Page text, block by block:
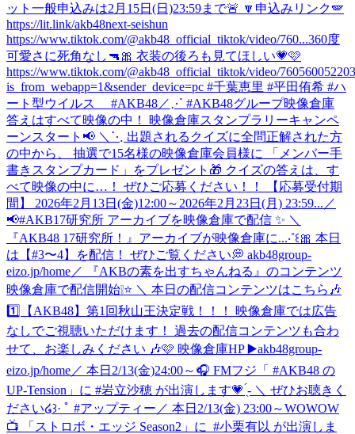
ット一般申込みは2月15日(日)23:59まで🚨 🔽申込みリンク🪽
https://lit.link/akb48next-seishun
https://www.tiktok.com/@akb48_official_tiktok/video/760...360度
可愛さに死角なし🔫🎀 衣装の後ろも見てほしい💗🩷
https://www.tiktok.com/@akb48_official_tiktok/video/
is_from_webapp=1&sender_device=pc #千葉恵里 #平田侑希 #ハ
ート型ウイルス #AKB48／⋰ #AKB48グループ映像倉庫
答えはすべて映像の中！ 映像倉庫スタンプラリーキャンペ
ーンスタート📢 ＼⋱ 出題されるクイズに全問正解された方
の中から、 抽選で15名様の映像倉庫会員様に 「メンバー手
書きスタンプカード」をプレゼント🎁 クイズの答えは、す
べて映像の中に…！ ぜひご応募ください！！ 【応募受付期
間】 2026年2月13日(金)12:00～2026年2月23日(月) 23:59... ／
📢#AKB17研究所 アーカイブを映像倉庫で配信 ✨ ＼
『AKB48 17研究所！』アーカイブが映像倉庫に...‧˚꒰🎀 本日
は【#3〜4】を配信！ ぜひご覧ください💭 akb48group-
eizo.jp/home／ 『AKBの素を出すちゃんねる』のコンテンツ
映像倉庫で配信開始❕⭐️ ＼ 本日の配信コンテンツはこちら🎶
1️⃣【AKB48】第1回秋山王決定戦！！！ 映像倉庫では広告
なしでご視聴いただけます！ 過去の配信コンテンツも合わ
せて、お楽しみください 🎶🩷 映像倉庫HP ▶️akb48group-
eizo.jp/home／ 本日2/13(金)24:00～🎧 FMフジ「 #AKB48 の
UP-Tension」に #岩立沙穂 が出演します💗 ̖́- ＼ ぜひお聴きく
ださい໒꒱· ﾟ #アップティー ‎／ ‎本日2/13(金) 23:00～WOWOW
📺 ‎「ストロボ・エッジ Season2」に ‎ ⁦‪#小栗有以‬⁩ が出演しま